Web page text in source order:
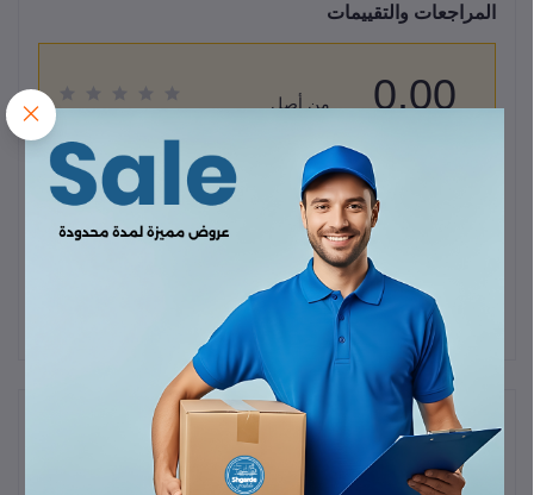
المراجعات والتقييمات
0.00
من أصل
قيم هذا المنتج
لا يوجد هناك مراجعات لهذا المنتج حتى الآن.
وصف